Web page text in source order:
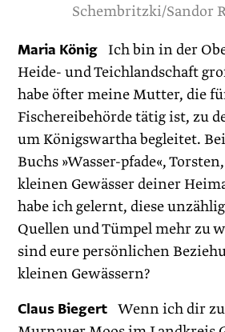
Schembritzki/Sandor
Maria König Ich bin in der
Heide- und Teichlandschaft
habe öfter meine Mutter, die
Fischereibehörde tätig ist, zu
um Königswartha begleitet.
Buchs »Wasser-pfade«,
kleinen Gewässer deiner
habe ich gelernt, diese
Quellen und Tümpel mehr zu
sind eure persönlichen
kleinen Gewässern?
Claus Biegert Wenn ich dir